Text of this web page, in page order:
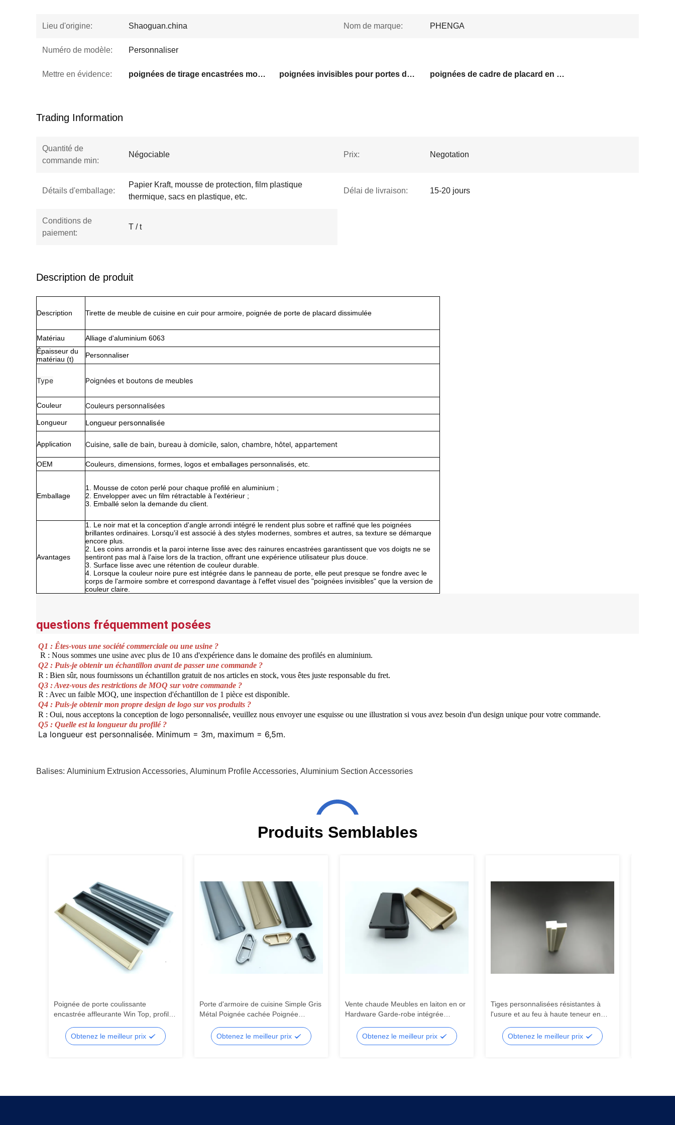
Lieu d'origine: Shaoguan.china Nom de marque: PHENGA
Numéro de modèle: Personnaliser
Mettre en évidence: poignées de tirage encastrées modernes en aluminium poignées invisibles pour portes de placard en verre poignées de cadre de placard en profilé d'aluminium
Trading Information
Quantité de
commande min:
Négociable Prix: Negotation
Détails d'emballage:
Papier Kraft, mousse de protection, film plastique
thermique, sacs en plastique, etc.
Délai de livraison: 15-20 jours
Conditions de
paiement:
T / t
Description de produit
Description Tirette de meuble de cuisine en cuir pour armoire, poignée de porte de placard dissimulée
Matériau
Alliage d'aluminium 6063
Épaisseur du
matériau (t)
Personnaliser
Type Poignées et boutons de meubles
Couleur Couleurs personnalisées
Longueur Longueur personnalisée
Application Cuisine, salle de bain, bureau à domicile, salon, chambre, hôtel, appartement
OEM Couleurs, dimensions, formes, logos et emballages personnalisés, etc.
Emballage
1. Mousse de coton perlé pour chaque profilé en aluminium ;
2. Envelopper avec un film rétractable à l'extérieur ;
3. Emballé selon la demande du client.
Avantages
1. Le noir mat et la conception d'angle arrondi intégré le rendent plus sobre et raffiné que les poignées
brillantes ordinaires. Lorsqu'il est associé à des styles modernes, sombres et autres, sa texture se démarque
encore plus.
2. Les coins arrondis et la paroi interne lisse avec des rainures encastrées garantissent que vos doigts ne se
sentiront pas mal à l'aise lors de la traction, offrant une expérience utilisateur plus douce.
3. Surface lisse avec une rétention de couleur durable.
4. Lorsque la couleur noire pure est intégrée dans le panneau de porte, elle peut presque se fondre avec le
corps de l'armoire sombre et correspond davantage à l'effet visuel des "poignées invisibles" que la version de
couleur claire.
questions fréquemment posées
Q1 : Êtes-vous une société commerciale ou une usine ?
R : Nous sommes une usine avec plus de 10 ans d'expérience dans le domaine des profilés en aluminium.
Q2 : Puis-je obtenir un échantillon avant de passer une commande ?
R : Bien sûr, nous fournissons un échantillon gratuit de nos articles en stock, vous êtes juste responsable du fret.
Q3 : Avez-vous des restrictions de MOQ sur votre commande ?
R : Avec un faible MOQ, une inspection d'échantillon de 1 pièce est disponible.
Q4 : Puis-je obtenir mon propre design de logo sur vos produits ?
R : Oui, nous acceptons la conception de logo personnalisée, veuillez nous envoyer une esquisse ou une illustration si vous avez besoin d'un design unique pour votre commande.
Q5 : Quelle est la longueur du profilé ?
La longueur est personnalisée. Minimum = 3m, maximum = 6,5m.
Balises: Aluminium Extrusion Accessories, Aluminum Profile Accessories, Aluminium Section Accessories
Produits Semblables
Poignée de porte coulissante
encastrée affleurante Win Top, profilé
dissimulée pour tiroir, armoire,
poignée encastrée
Obtenez le meilleur prix
Porte d'armoire de cuisine Simple Gris
Métal Poignée cachée Poignée
Obtenez le meilleur prix
Vente chaude Meubles en laiton en or
Hardware Garde-robe intégrée
Manche de porte en verre
Obtenez le meilleur prix
Tiges personnalisées résistantes à
l'usure et au feu à haute teneur en
Obtenez le meilleur prix